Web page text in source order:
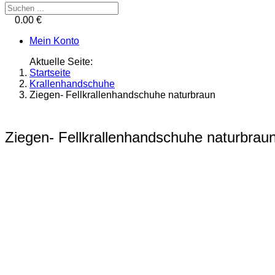
0.00 €
Mein Konto
Aktuelle Seite:
Startseite
Krallenhandschuhe
Ziegen- Fellkrallenhandschuhe naturbraun
Ziegen- Fellkrallenhandschuhe